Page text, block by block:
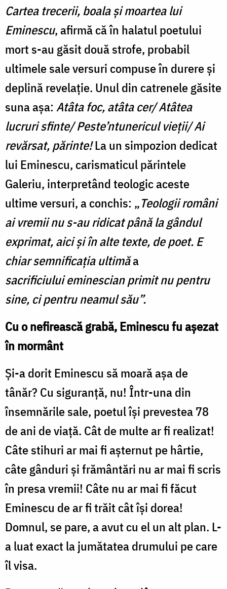
Cartea trecerii, boala şi moartea lui
Eminescu, afirmă că în halatul poetului
mort s-au găsit două strofe, probabil
ultimele sale versuri compuse în durere și
deplină revelație. Unul din catrenele găsite
suna așa: Atâta foc, atâta cer/Atâtea
lucruri sfinte/ Peste’ntunericul vieţii/Ai
revărsat, părinte!La un simpozion dedicat
lui Eminescu, carismaticul părintele
Galeriu, interpretând teologic aceste
ultime versuri, a conchis: „Teologii români
ai vremii nu s-au ridicat până la gândul
exprimat, aici şi în alte texte, de poet. E
chiar semnificaţia ultimăa
sacrificiului eminescian primit nu pentru
sine, ci pentru neamul său”.
Cu o nefirească grabă, Eminescu fu așezat
în mormânt
Și-a dorit Eminescu să moară așa de
tânăr? Cu siguranță, nu! Într-una din
însemnările sale, poetul își prevestea 78
de ani de viață. Cât de multe ar fi realizat!
Câte stihuri ar mai fi așternut pe hârtie,
câte gânduri și frământări nu ar mai fi scris
în presa vremii! Câte nu ar mai fi făcut
Eminescu de ar fi trăit cât își dorea!
Domnul, se pare, a avut cu el un alt plan. L-
a luat exact la jumătatea drumului pe care
îl visa.